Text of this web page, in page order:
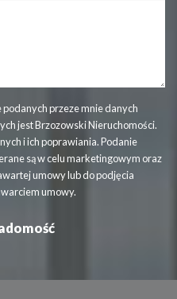
przeze mnie danych
jest Brzozowski Nieruchomości.
i ich poprawiania. Podanie
są w celu marketingowym oraz
umowy lub do podjęcia
umowy.